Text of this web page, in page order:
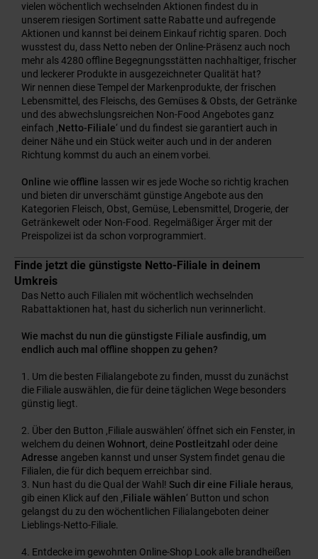
vielen wöchentlich wechselnden Aktionen findest du in
unserem riesigen Sortiment satte Rabatte und aufregende
Aktionen und kannst bei deinem Einkauf richtig sparen. Doch
wusstest du, dass Netto neben der Online-Präsenz auch noch
mehr als 4280 offline Begegnungsstätten nachhaltiger, frischer
und leckerer Produkte in ausgezeichneter Qualität hat?
Wir nennen diese Tempel der Markenprodukte, der frischen
Lebensmittel, des Fleischs, des Gemüses & Obsts, der Getränke
und des abwechslungsreichen Non-Food Angebotes ganz
einfach ‚ Netto-Filiale‘ und du findest sie garantiert auch in
deiner Nähe und ein Stück weiter auch und in der anderen
Richtung kommst du auch an einem vorbei.
Online wieoffline lassen wir es jede Woche so richtig krachen
und bieten dir unverschämt günstige Angebote aus den
Kategorien Fleisch, Obst, Gemüse, Lebensmittel, Drogerie, der
Getränkewelt oder Non-Food. Regelmäßiger Ärger mit der
Preispolizei ist da schon vorprogrammiert.
Finde jetzt die günstigste Netto-Filiale in deinem
Umkreis
Das Netto auch Filialen mit wöchentlich wechselnden
Rabattaktionen hat, hast du sicherlich nun verinnerlicht.
Wie machst du nun die günstigste Filiale ausfindig, um
endlich auch mal offline shoppen zu gehen?
Um die besten Filialangebote zu finden, musst du zunächst
die Filiale auswählen, die für deine täglichen Wege besonders
günstig liegt.
Über den Button ‚Filiale auswählen‘ öffnet sich ein Fenster, in
welchem du deinen Wohnort, deine Postleitzahl oder deine
Adresse angeben kannst und unser System findet genau die
Filialen, die für dich bequem erreichbar sind.
Nun hast du die Qual der Wahl! Such dir eine Filiale heraus,
gib einen Klick auf den ‚ Filiale wählen‘ Button und schon
gelangst du zu den wöchentlichen Filialangeboten deiner
Lieblings-Netto-Filiale.
Entdecke im gewohnten Online-Shop Look alle brandheißen